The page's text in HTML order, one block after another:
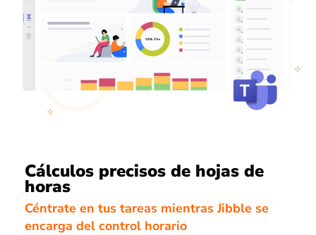
Cálculos precisos de hojas de
horas
Céntrate en tus tareas mientras Jibble se
encarga del control horario